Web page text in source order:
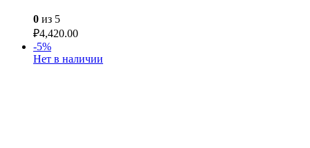
0 из 5
₽4,420.00
-5%
Нет в наличии